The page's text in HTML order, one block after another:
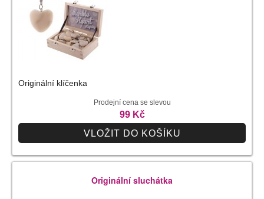
Originální klíčenka
Prodejní cena se slevou
99 Kč
VLOŽIT DO KOŠÍKU
Originální sluchátka